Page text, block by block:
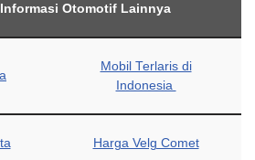
Otomotif Lainnya
Mobil Terlaris di
Indonesia
Harga Velg Comet